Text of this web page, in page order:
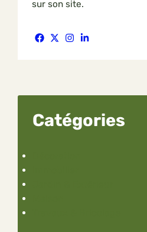
sur son site.
Catégories